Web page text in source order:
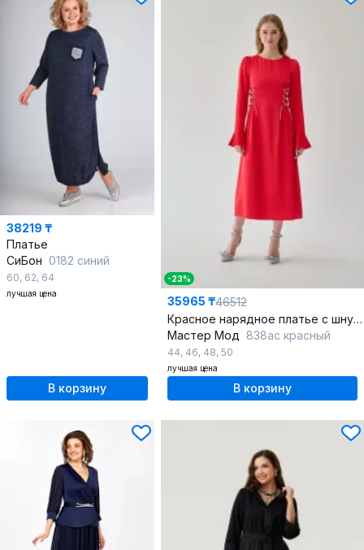
38219 ₸
Платье
СиБон 0182 синий
60, 62, 64
лучшая цена
В корзину
-23%
35965 ₸46512
Красное нарядное платье с шнуровкой и стразы
Мастер Мод 838ас красный
44, 46, 48, 50
лучшая цена
В корзину